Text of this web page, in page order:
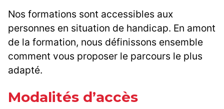
Nos formations sont accessibles aux
personnes en situation de handicap. En amont
de la formation, nous définissons ensemble
comment vous proposer le parcours le plus
adapté.
Modalités d’accès